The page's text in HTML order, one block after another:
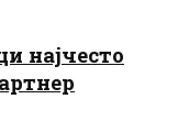
најчесто